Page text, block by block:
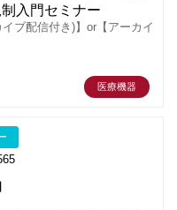
入門セミナー
ブ配信付き)】or【アーカイ
医療機器